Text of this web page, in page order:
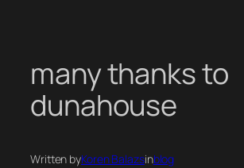
many thanks to
dunahouse
Written byKoren Balazsinblog